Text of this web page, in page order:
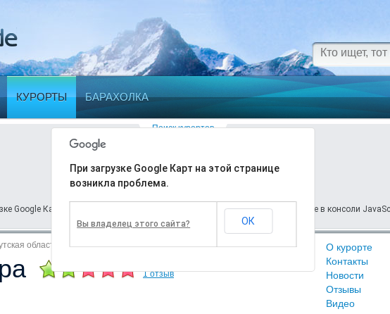
КУРОРТЫ БАРАХОЛКА
Ошибка
Google Карт на этой странице возникла проблема. Подробности вы найдете в консоли
При загрузке Google Карт на этой странице
возникла проблема.
Вы владелец этого сайта? ОК
Поиск курортов
область
1 отзыв
О курорте
Контакты
Новости
Отзывы
Видео